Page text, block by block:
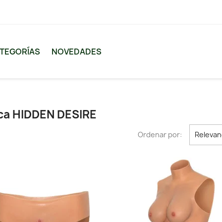
NOVEDADES
DESIRE
Ordenar por: